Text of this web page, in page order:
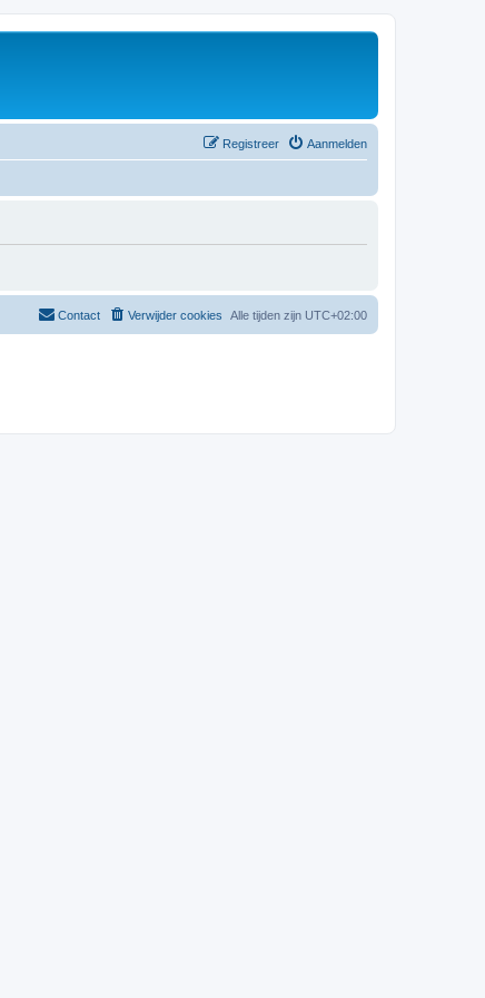
Aanmelden
Registreer
Alle tijden zijn UTC+02:00
Verwijder cookies
Contact